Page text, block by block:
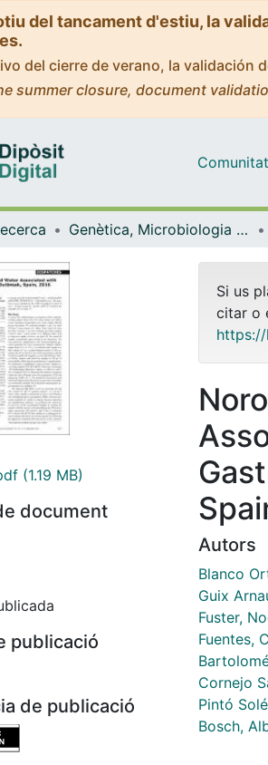
del tancament d'estiu, la
del cierre de verano, la validación
summer closure, document
Genètica, Microbiologia i Estadística
(1.19 MB)
document
publicació
de publicació
Si us
citar o
https://
Autors
Blanco
Guix
Fuster,
Fuentes,
Cornejo
Pintó
Bosch,